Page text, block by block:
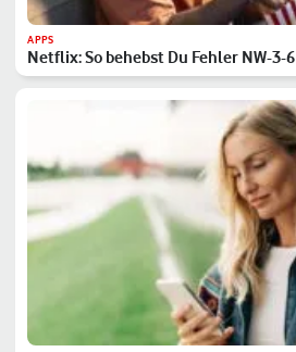
APPS
Netflix: So behebst Du Fehler NW-3-6